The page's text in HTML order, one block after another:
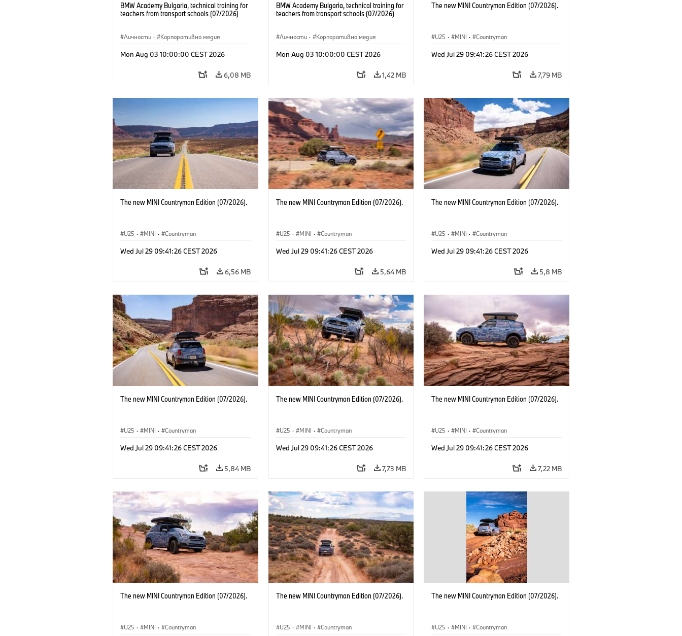
BMW Academy Bulgaria, technical training for
teachers from transport schools (07/2026)
Личности · Корпоративна медия
Mon Aug 03 10:00:00 CEST 2026
6,08 MB
BMW Academy Bulgaria, technical training for
teachers from transport schools (07/2026)
Личности · Корпоративна медия
Mon Aug 03 10:00:00 CEST 2026
1,42 MB
The new MINI Countryman Edition (07/2026).
U25 · MINI · Countryman
Wed Jul 29 09:41:26 CEST 2026
7,79 MB
The new MINI Countryman Edition (07/2026).
U25 · MINI · Countryman
Wed Jul 29 09:41:26 CEST 2026
6,56 MB
The new MINI Countryman Edition (07/2026).
U25 · MINI · Countryman
Wed Jul 29 09:41:26 CEST 2026
5,64 MB
The new MINI Countryman Edition (07/2026).
U25 · MINI · Countryman
Wed Jul 29 09:41:26 CEST 2026
5,8 MB
The new MINI Countryman Edition (07/2026).
U25 · MINI · Countryman
Wed Jul 29 09:41:26 CEST 2026
5,84 MB
The new MINI Countryman Edition (07/2026).
U25 · MINI · Countryman
Wed Jul 29 09:41:26 CEST 2026
7,73 MB
The new MINI Countryman Edition (07/2026).
U25 · MINI · Countryman
Wed Jul 29 09:41:26 CEST 2026
7,22 MB
The new MINI Countryman Edition (07/2026).
U25 · MINI · Countryman
The new MINI Countryman Edition (07/2026).
U25 · MINI · Countryman
The new MINI Countryman Edition (07/2026).
U25 · MINI · Countryman